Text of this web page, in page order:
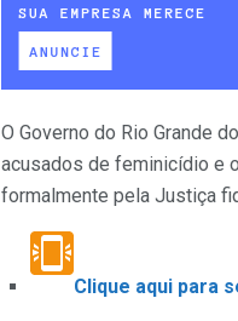
O Governo do Rio Grande
acusados de feminicídio e
formalmente pela Justiça
Clique aqui para